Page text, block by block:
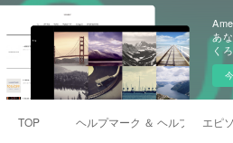
あ
く
TOP ヘルプマーク ＆ ヘルプカード
エピ